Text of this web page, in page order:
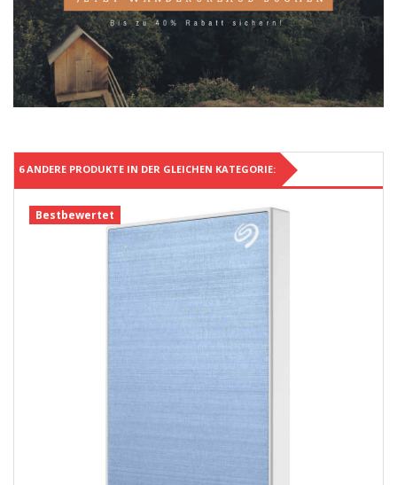
6 ANDERE PRODUKTE IN DER GLEICHEN KATEGORIE:
Bestbewertet